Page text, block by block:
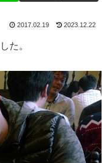
2017.02.19 2023.12.22
た。